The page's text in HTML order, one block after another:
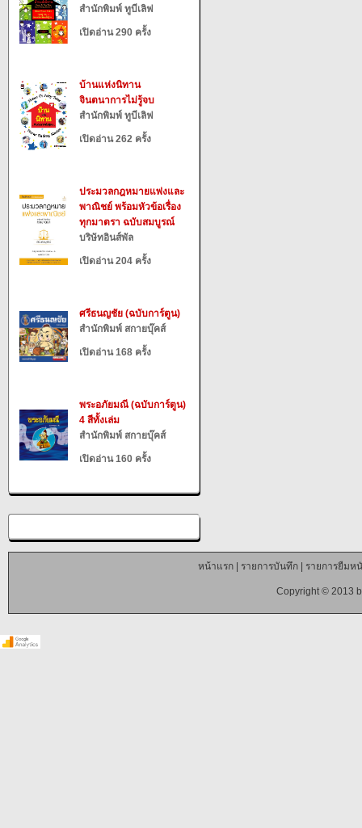
สำนักพิมพ์ ทูบีเลิฟ
เปิดอ่าน 290 ครั้ง
บ้านแห่งนิทาน
จินตนาการไม่รู้จบ
สำนักพิมพ์ ทูบีเลิฟ
เปิดอ่าน 262 ครั้ง
ประมวลกฎหมายแพ่งและ
พาณิชย์ พร้อมหัวข้อเรื่อง
ทุกมาตรา ฉบับสมบูรณ์
บริษัทอินส์พัล
เปิดอ่าน 204 ครั้ง
ศรีธนญชัย (ฉบับการ์ตูน)
สำนักพิมพ์ สกายบุ๊คส์
เปิดอ่าน 168 ครั้ง
พระอภัยมณี (ฉบับการ์ตูน)
4 สีทั้งเล่ม
สำนักพิมพ์ สกายบุ๊คส์
เปิดอ่าน 160 ครั้ง
หน้าแรก| รายการบันทึก| รายการยืมห
Copyright © 2013